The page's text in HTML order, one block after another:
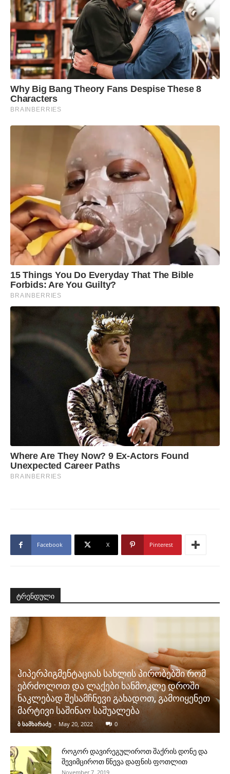
Facebook X Pinterest
ტრენდული
ჰიპერპიგმენტაციას სახლის პირობებში რომ
ებრძოლოთ და ლაქები ხანმოკლე დროში
ნაკლებად შესამჩნევი გახადოთ, გამოიყენეთ
მარტივი საშინაო საშუალება
ბ სამხარაძე - May 20, 2022 0
როგორ დავირეგულიროთ შაქრის დონე და
შევიმციროთ წნევა დაფნის ფოთლით
November 7, 2019